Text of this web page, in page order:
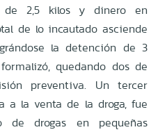
de 2,5 kilos y dinero en
de lo incautado asciende
la detención de 3
quedando dos de
preventiva. Un tercer
a la venta de la droga, fue
de drogas en pequeñas